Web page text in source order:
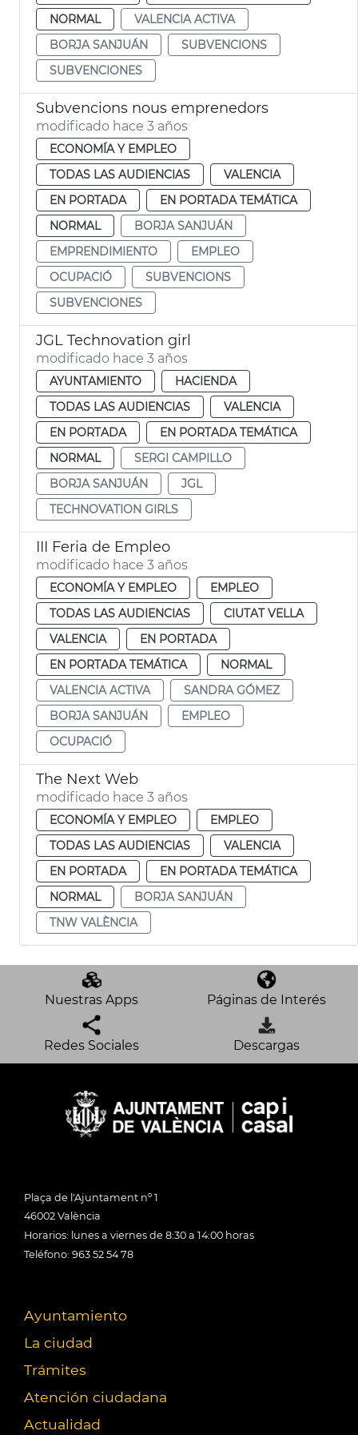
NORMAL
VALENCIA ACTIVA
BORJA SANJUÁN
SUBVENCIONS
SUBVENCIONES
Subvencions nous emprenedors
modificado hace 3 años
ECONOMÍA Y EMPLEO
TODAS LAS AUDIENCIAS
VALENCIA
EN PORTADA
EN PORTADA TEMÁTICA
NORMAL
BORJA SANJUÁN
EMPRENDIMIENTO
EMPLEO
OCUPACIÓ
SUBVENCIONS
SUBVENCIONES
JGL Technovation girl
modificado hace 3 años
AYUNTAMIENTO
HACIENDA
TODAS LAS AUDIENCIAS
VALENCIA
EN PORTADA
EN PORTADA TEMÁTICA
NORMAL
SERGI CAMPILLO
BORJA SANJUÁN
JGL
TECHNOVATION GIRLS
III Feria de Empleo
modificado hace 3 años
ECONOMÍA Y EMPLEO
EMPLEO
TODAS LAS AUDIENCIAS
CIUTAT VELLA
VALENCIA
EN PORTADA
EN PORTADA TEMÁTICA
NORMAL
VALENCIA ACTIVA
SANDRA GÓMEZ
BORJA SANJUÁN
EMPLEO
OCUPACIÓ
The Next Web
modificado hace 3 años
ECONOMÍA Y EMPLEO
EMPLEO
TODAS LAS AUDIENCIAS
VALENCIA
EN PORTADA
EN PORTADA TEMÁTICA
NORMAL
BORJA SANJUÁN
TNW VALÈNCIA
Nuestras Apps Páginas de Interés
Redes Sociales Descargas
Plaça de l'Ajuntament nº 1
46002 València
Horarios: lunes a viernes de 8:30 a 14:00 horas
Teléfono: 963 52 54 78
Ayuntamiento
La ciudad
Trámites
Atención ciudadana
Actualidad